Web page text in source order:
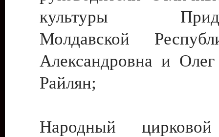
культуры
Молдавской
Александровна и
Райлян;
Народный цирковой